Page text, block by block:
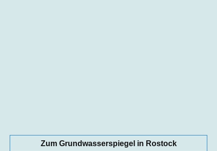
Zum Grundwasserspiegel in Rostock